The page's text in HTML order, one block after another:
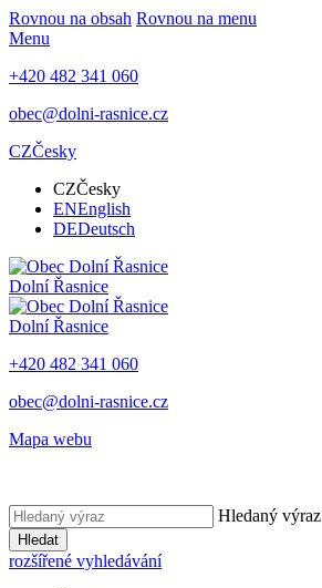
Rovnou na obsah Rovnou na menu
Menu
+420 482 341 060
obec@dolni-rasnice.cz
CZČesky
CZČesky
ENEnglish
DEDeutsch
Dolní Řasnice
Dolní Řasnice
+420 482 341 060
obec@dolni-rasnice.cz
Mapa webu
Hledaný výraz
Hledat
rozšířené vyhledávání